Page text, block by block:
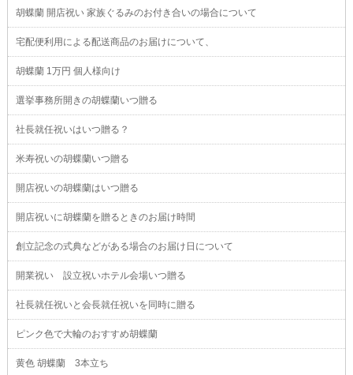
胡蝶蘭 開店祝い 家族ぐるみのお付き合いの場合について
宅配便利用による配送商品のお届けについて、
胡蝶蘭 1万円 個人様向け
選挙事務所開きの胡蝶蘭いつ贈る
社長就任祝いはいつ贈る？
米寿祝いの胡蝶蘭いつ贈る
開店祝いの胡蝶蘭はいつ贈る
開店祝いに胡蝶蘭を贈るときのお届け時間
創立記念の式典などがある場合のお届け日について
開業祝い 設立祝いホテル会場いつ贈る
社長就任祝いと会長就任祝いを同時に贈る
ピンク色で大輪のおすすめ胡蝶蘭
黄色 胡蝶蘭 3本立ち